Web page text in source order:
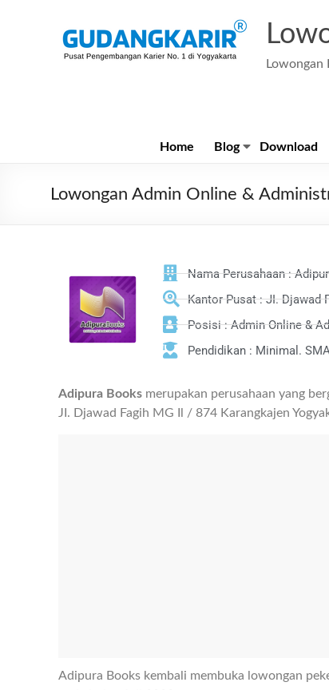
Lowongan
Home Blog Download
Lowongan Admin Online &
Nama Perusahaan :
Kantor Pusat : JI. Djawad
Posisi : Admin Online &
Pendidikan : Minimal.
Adipura Books merupakan perusahaan yang
JI. Djawad Fagih MG Il / 874 Karangkajen
Adipura Books kembali membuka lowongan